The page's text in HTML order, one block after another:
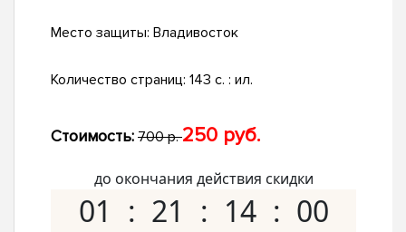
Место защиты: Владивосток
Количество страниц: 143 с. : ил.
Стоимость: 700 р.250 руб.
до окончания действия скидки
01 21 13 59